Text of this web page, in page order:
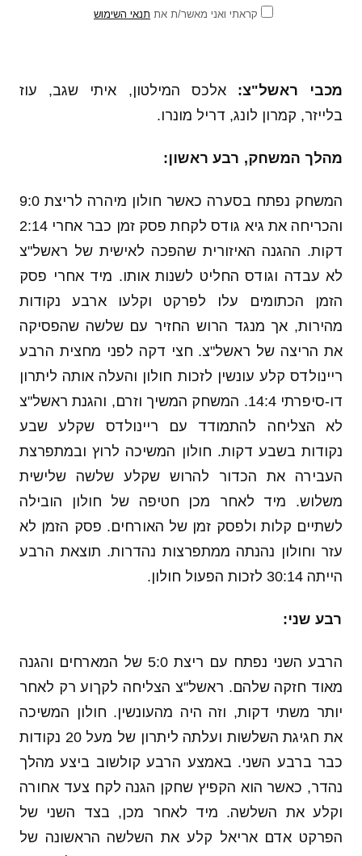
קראתי ואני מאשר/ת את תנאי השימוש
מכבי ראשל"צ:אלכס המילטון, איתי שגב, עוז
בלייזר, קמרון לונג, דריל מונרו.
מהלך המשחק, רבע ראשון:
המשחק נפתח בסערה כאשר חולון מיהרה לריצת 9:0
והכריחה את גיא גודס לקחת פסק זמן כבר אחרי 2:14
דקות. ההגנה האיזורית שהפכה לאישית של ראשל"צ
לא עבדה וגודס החליט לשנות אותו. מיד אחרי פסק
הזמן הכתומים עלו לפרקט וקלעו ארבע נקודות
מהירות, אך מנגד הרוש החזיר עם שלשה שהפסיקה
את הריצה של ראשל"צ. חצי דקה לפני מחצית הרבע
ריינולדס קלע עונשין לזכות חולון והעלה אותה ליתרון
דו-סיפרתי 14:4. המשחק המשיך וזרם, והגנת ראשל"צ
לא הצליחה להתמודד עם ריינולדס שקלע שבע
נקודות בשבע דקות. חולון המשיכה לרוץ ובמתפרצת
העבירה את הכדור להרוש שקלע שלשה שלישית
משלוש. מיד לאחר מכן חטיפה של חולון הובילה
לשתיים קלות ולפסק זמן של האורחים. פסק הזמן לא
עזר וחולון נהנתה ממתפרצות נהדרות. תוצאת הרבע
הייתה 30:14 לזכות הפעול חולון.
רבע שני:
הרבע השני נפתח עם ריצת 5:0 של המארחים והגנה
מאוד חזקה שלהם. ראשל"צ הצליחה לקךוע רק לאחר
יותר משתי דקות, וזה היה מהעונשין. חולון המשיכה
את חגיגת השלשות ועלתה ליתרון של מעל 20 נקודות
כבר ברבע השני. באמצע הרבע קולשוב ביצע מהלך
נהדר, כאשר הוא הקפיץ שחקן הגנה לקח צעד אחורה
וקלע את השלשה. מיד לאחר מכן, בצד השני של
הפרקט אדם אריאל קלע את השלשה הראשונה של